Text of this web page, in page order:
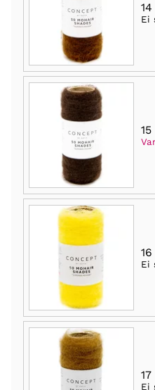
14
Ei
15
16
Ei
17
Ei